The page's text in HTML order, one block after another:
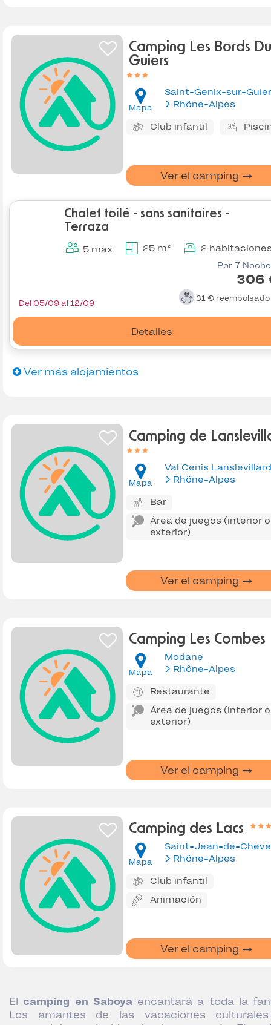
Camping Les Bords Du
Guiers
Mapa
Saint-Genix-sur-
Rhône-Alpes
Club infantil
Ver el camping
Chalet toilé - sans sanitaires -
Terraza
5 max 25 m² 2
Por 7
306
31 € reembolsado
Detalles
Del 05/09 al 12/09
Ver más alojamientos
Camping de
Mapa
Val Cenis Lanslevillard
Rhône-Alpes
Bar
Área de juegos (interior o
exterior)
Ver el camping
Camping Les Combes
Mapa
Modane
Rhône-Alpes
Restaurante
Área de juegos (interior o
exterior)
Ver el camping
Camping des Lacs
Mapa
Saint-Jean-de-
Rhône-Alpes
Club infantil
Animación
Ver el camping
El camping en Saboyaencantará a toda la
Los amantes de las vacaciones